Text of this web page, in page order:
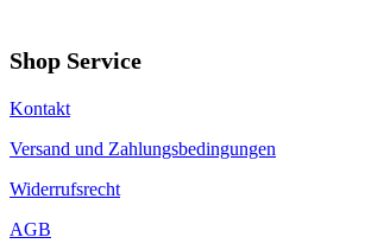
Shop Service
Kontakt
Versand und Zahlungsbedingungen
Widerrufsrecht
AGB